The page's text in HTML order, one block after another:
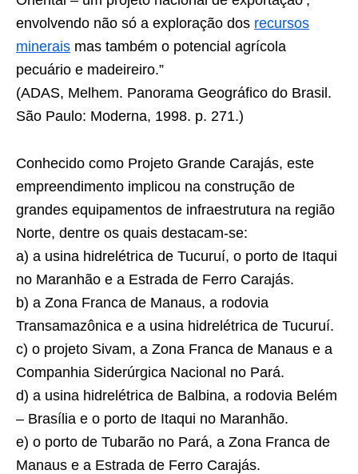
envolvendo não só a exploração dos recursos
minerais mas também o potencial agrícola
pecuário e madeireiro.”
(ADAS, Melhem. Panorama Geográfico do Brasil.
São Paulo: Moderna, 1998. p. 271.)
Conhecido como Projeto Grande Carajás, este
empreendimento implicou na construção de
grandes equipamentos de infraestrutura na região
Norte, dentre os quais destacam-se:
a) a usina hidrelétrica de Tucuruí, o porto de Itaqui
no Maranhão e a Estrada de Ferro Carajás.
b) a Zona Franca de Manaus, a rodovia
Transamazônica e a usina hidrelétrica de Tucuruí.
c) o projeto Sivam, a Zona Franca de Manaus e a
Companhia Siderúrgica Nacional no Pará.
d) a usina hidrelétrica de Balbina, a rodovia Belém
– Brasília e o porto de Itaqui no Maranhão.
e) o porto de Tubarão no Pará, a Zona Franca de
Manaus e a Estrada de Ferro Carajás.